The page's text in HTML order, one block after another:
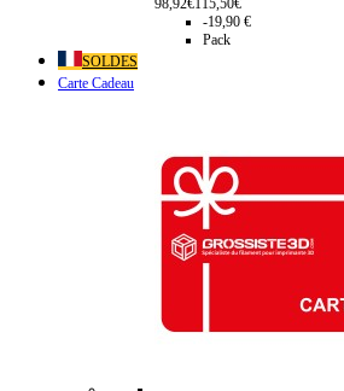
98,92€115,50€
-19,90 €
Pack
SOLDES
Carte Cadeau